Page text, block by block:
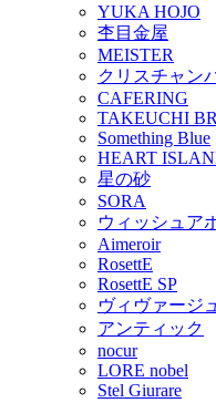
YUKA HOJO
杢目金屋
MEISTER
クリスチャン
CAFERING
TAKEUCHI
Something Blue
HEART
星の砂
SORA
ウィッシュア
Aimeroir
RosettE
RosettE SP
ヴィヴァージュ
アンティック
nocur
LORE nobel
Stel Giurare